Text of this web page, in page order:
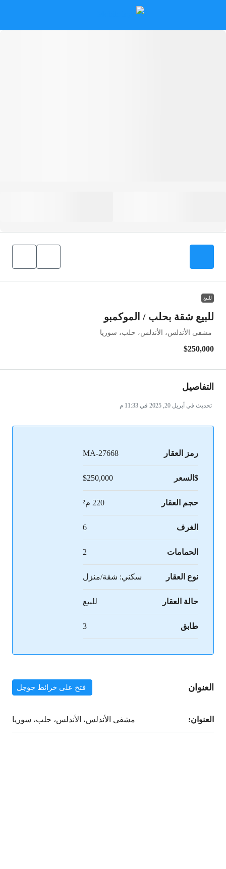
للبيع
للبيع شقة بحلب / الموكمبو
مشفى الأندلس، الأندلس، حلب، سوريا
$250,000
التفاصيل
تحديث في أبريل 20, 2025 في 11:33 م
رمز العقار MA-27668
$السعر $250,000
حجم العقار 220 م²
الغرف 6
الحمامات 2
نوع العقار سكني: شقة/منزل
حالة العقار للبيع
طابق 3
العنوان فتح على خرائط جوجل
العنوان: مشفى الأندلس، الأندلس، حلب، سوريا